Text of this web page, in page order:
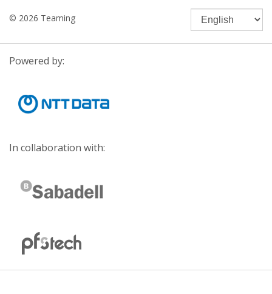
© 2026 Teaming
Powered by:
In collaboration with: